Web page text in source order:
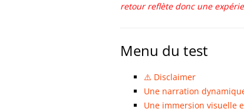
retour reflète donc une
Menu du test
⚠️ Disclaimer
Une narration
Une immersion visuelle